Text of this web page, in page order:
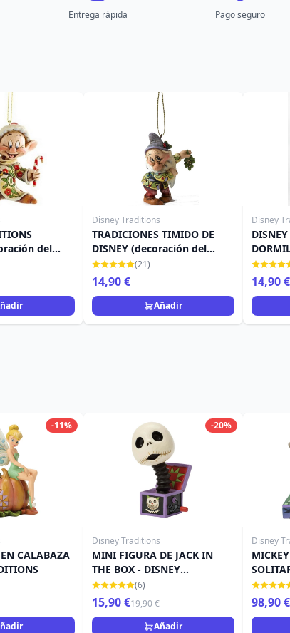
Entrega rápida Pago seguro
del
Disney Traditions
TRADICIONES TIMIDO DE
DISNEY (decoración del
árbol)
(21)
14,90 €
Añadir
Disney
árbol)
14,90 €
-11%
CALABAZA
-20%
Disney Traditions
MINI FIGURA DE JACK IN
THE BOX - DISNEY
TRADITIONS
(6)
15,90 €19,90 €
Añadir
Disney
98,90 €